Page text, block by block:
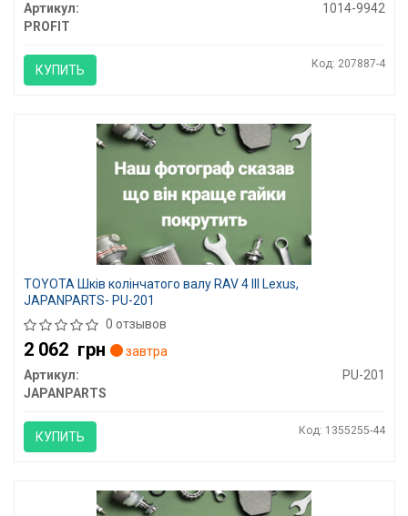
Артикул:
1014-9942
PROFIT
КУПИТЬ Код: 207887-4
TOYOTA Шків колінчатого валу RAV 4 III Lexus,
JAPANPARTS- PU-201
0 отзывов
2 062 грн
завтра
Артикул:
PU-201
JAPANPARTS
КУПИТЬ Код: 1355255-44